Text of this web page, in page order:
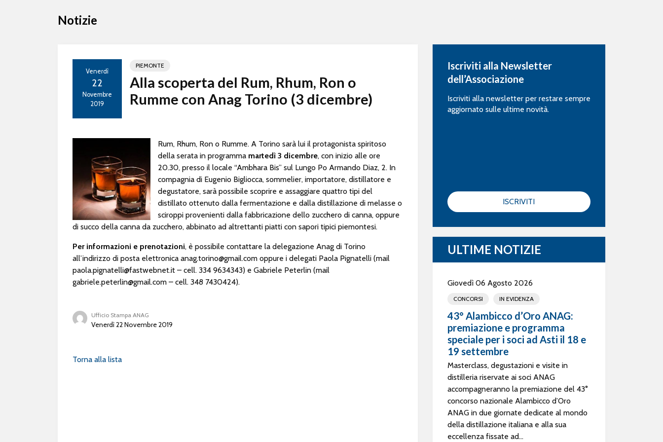
Notizie
Venerdì
22
Novembre
2019
PIEMONTE
Alla scoperta del Rum, Rhum, Ron o
Rumme con Anag Torino (3 dicembre)
Rum, Rhum, Ron o Rumme. A Torino sarà lui il protagonista spiritoso
della serata in programma martedì 3 dicembre, con inizio alle ore
20.30, presso il locale “Ambhara Bis” sul Lungo Po Armando Diaz, 2. In
compagnia di Eugenio Bigliocca, sommelier, importatore, distillatore e
degustatore, sarà possibile scoprire e assaggiare quattro tipi del
distillato ottenuto dalla fermentazione e dalla distillazione di melasse o
sciroppi provenienti dalla fabbricazione dello zucchero di canna, oppure
di succo della canna da zucchero, abbinato ad altrettanti piatti con sapori tipici piemontesi.
Per informazioni e prenotazioni, è possibile contattare la delegazione Anag di Torino
all’indirizzo di posta elettronica anag.torino@gmail.com oppure i delegati Paola Pignatelli (mail
paola.pignatelli@fastwebnet.it – cell. 334 9634343) e Gabriele Peterlin (mail
gabriele.peterlin@gmail.com – cell. 348 7430424).
Ufficio Stampa ANAG
Venerdì 22 Novembre 2019
Torna alla lista
Iscriviti alla Newsletter
dell’Associazione
Iscriviti alla newsletter per restare sempre
aggiornato sulle ultime novità.
ISCRIVITI
ULTIME NOTIZIE
Giovedì 06 Agosto 2026
CONCORSI IN EVIDENZA
43° Alambicco d’Oro ANAG:
premiazione e programma
speciale per i soci ad Asti il 18 e
19 settembre
Masterclass, degustazioni e visite in
distilleria riservate ai soci ANAG
accompagneranno la premiazione del 43°
concorso nazionale Alambicco d’Oro
ANAG in due giornate dedicate al mondo
della distillazione italiana e alla sua
eccellenza fissate ad...